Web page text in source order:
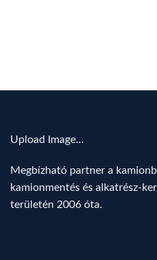
Upload Image...
Megbízható partner a
kamionmentés és alkatrész-
területén 2006 óta.